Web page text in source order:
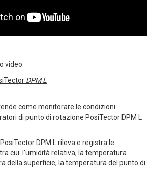
video:
DPM L
come monitorare le condizioni
di punto di rotazione PosiTector DPM L
DPM L rileva e registra le
cui: l'umidità relativa, la temperatura
della superficie, la temperatura del punto di